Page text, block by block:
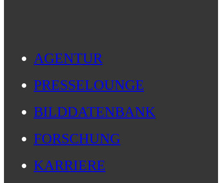
AGENTUR
PRESSELOUNGE
BILDDATENBANK
FORSCHUNG
KARRIERE